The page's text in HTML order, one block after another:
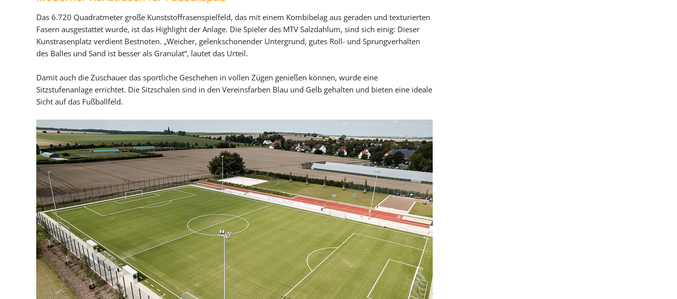
Presse
Das 6.720 Quadratmeter große Kunststoffrasenspielfeld, das mit einem Kombibelag aus geraden und texturierten
Fasern ausgestattet wurde, ist das Highlight der Anlage. Die Spieler des MTV Salzdahlum, sind sich einig: Dieser
Kunstrasenplatz verdient Bestnoten. „Weicher, gelenkschonender Untergrund, gutes Roll- und Sprungverhalten
des Balles und Sand ist besser als Granulat“, lautet das Urteil.
Damit auch die Zuschauer das sportliche Geschehen in vollen Zügen genießen können, wurde eine
Sitzstufenanlage errichtet. Die Sitzschalen sind in den Vereinsfarben Blau und Gelb gehalten und bieten eine ideale
Sicht auf das Fußballfeld.